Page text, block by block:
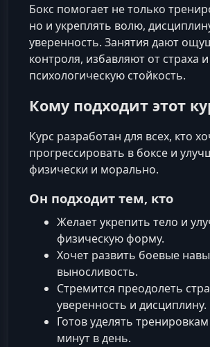
Бокс помогает не только
но и укреплять волю,
уверенность. Занятия дают
контроля, избавляют от страха
психологическую стойкость.
Кому подходит этот
Курс разработан для всех, кто
прогрессировать в боксе и
физически и морально.
Он подходит тем, кто
Желает укрепить тело и
физическую форму.
Хочет развить боевые
выносливость.
Стремится преодолеть
уверенность и дисциплину.
Готов уделять
минут в день.